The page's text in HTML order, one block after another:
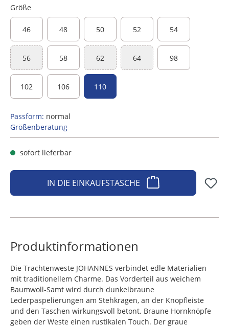
Größe
46 48 50 52 54
56(Diese Option ist zurzeit nicht verfügbar.)
58 62(Diese Option ist zurzeit nicht verfügbar.)
64(Diese Option ist zurzeit nicht
98
102 106 110
Passform: normal
Größenberatung
sofort lieferbar
IN DIE EINKAUFSTASCHE
Produktinformationen
Die Trachtenweste JOHANNES verbindet edle Materialien
mit traditionellem Charme. Das Vorderteil aus weichem
Baumwoll-Samt wird durch dunkelbraune
Lederpaspelierungen am Stehkragen, an der Knopfleiste
und den Taschen wirkungsvoll betont. Braune Hornknöpfe
geben der Weste einen rustikalen Touch. Der graue